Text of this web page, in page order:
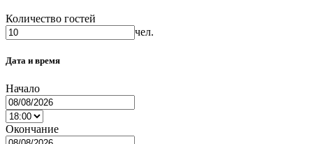
Количество гостей
чел.
Дата и время
Начало
Окончание